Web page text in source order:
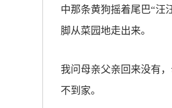
中那条黄狗摇着尾巴“汪
脚从菜园地走出来。
我问母亲父亲回来没有
不到家。